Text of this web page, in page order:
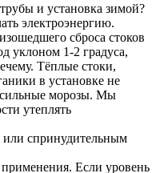
и установка зимой?
электроэнергию.
сброса стоков
уклоном 1-2 градуса,
Тёплые стоки,
в установке не
сильные морозы. Мы
утеплять
или спринудительным
Если уровень